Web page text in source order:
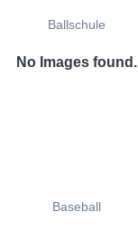
Ballschule
No Images found.
Baseball